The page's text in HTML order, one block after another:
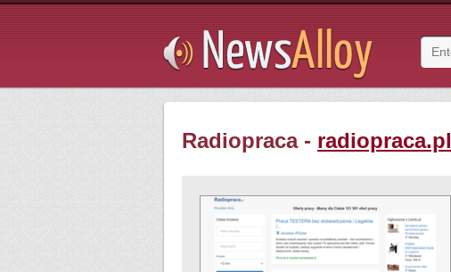
Radiopraca - radiopraca.pl